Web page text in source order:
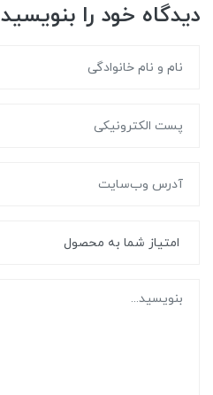
دیدگاه خود را بنویسید